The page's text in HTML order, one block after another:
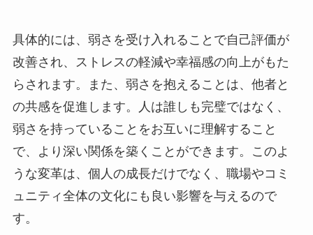
具体的には、弱さを受け入れることで自己評価が
改善され、ストレスの軽減や幸福感の向上がもた
らされます。また、弱さを抱えることは、他者と
の共感を促進します。人は誰しも完璧ではなく、
弱さを持っていることをお互いに理解すること
で、より深い関係を築くことができます。このよ
うな変革は、個人の成長だけでなく、職場やコミ
ュニティ全体の文化にも良い影響を与えるので
す。